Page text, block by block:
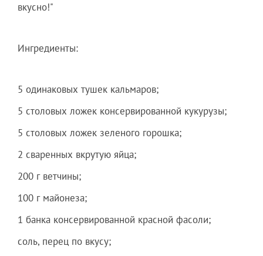
вкусно!"
Ингредиенты:
5 одинаковых тушек кальмаров;
5 столовых ложек консервированной кукурузы;
5 столовых ложек зеленого горошка;
2 сваренных вкрутую яйца;
200 г ветчины;
100 г майонеза;
1 банка консервированной красной фасоли;
соль, перец по вкусу;